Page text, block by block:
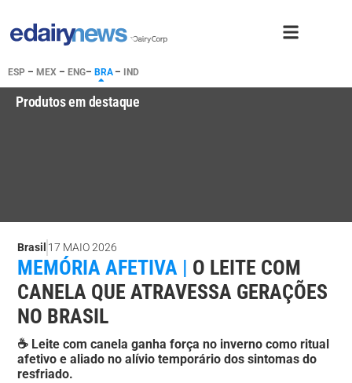
ESP – MEX – ENG– BRA– IND
Produtos em destaque
Brasil 17 MAIO 2026
MEMÓRIA AFETIVA | O LEITE COM
CANELA QUE ATRAVESSA GERAÇÕES
NO BRASIL
☕ Leite com canela ganha força no inverno como ritual
afetivo e aliado no alívio temporário dos sintomas do
resfriado.